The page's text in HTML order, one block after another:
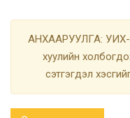
АНХААРУУЛГА: УИХ-
хуулийн
сэтгэгдэл